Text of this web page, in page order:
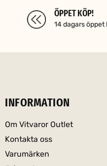
ÖPPET KÖP!
14 dagars öppet
INFORMATION
Om Vitvaror Outlet
Kontakta oss
Varumärken